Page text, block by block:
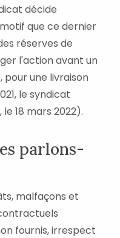
décide
que ce dernier
réserves de
l'action avant un
une livraison
le syndicat
18 mars 2022).
parlons-
malfaçons et
fournis, irrespect